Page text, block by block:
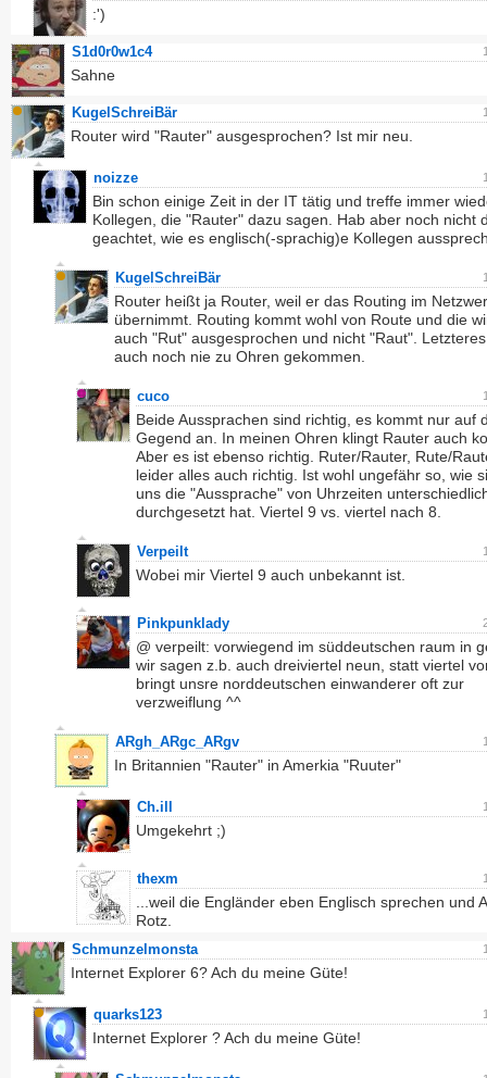
:')
S1d0r0w1c4
Sahne
KugelSchreiBär
Router wird "Rauter" ausgesprochen? Ist mir neu.
noizze
Bin schon einige Zeit in der IT tätig und treffe immer
Kollegen, die "Rauter" dazu sagen. Hab aber noch nicht
geachtet, wie es englisch(-sprachig)e Kollegen
KugelSchreiBär
Router heißt ja Router, weil er das Routing im
übernimmt. Routing kommt wohl von Route und die
auch "Rut" ausgesprochen und nicht "Raut".
auch noch nie zu Ohren gekommen.
cuco
Beide Aussprachen sind richtig, es kommt nur auf
Gegend an. In meinen Ohren klingt Rauter auch
Aber es ist ebenso richtig. Ruter/Rauter, Rute/
leider alles auch richtig. Ist wohl ungefähr so, wie
uns die "Aussprache" von Uhrzeiten
durchgesetzt hat. Viertel 9 vs. viertel nach 8.
Verpeilt
Wobei mir Viertel 9 auch unbekannt ist.
Pinkpunklady
@ verpeilt: vorwiegend im süddeutschen raum in
wir sagen z.b. auch dreiviertel neun, statt viertel
bringt unsre norddeutschen einwanderer oft zur
verzweiflung ^^
ARgh_ARgc_ARgv
In Britannien "Rauter" in Amerkia "Ruuter"
Ch.ill
Umgekehrt ;)
thexm
...weil die Engländer eben Englisch sprechen und
Rotz.
Schmunzelmonsta
Internet Explorer 6? Ach du meine Güte!
quarks123
Internet Explorer ? Ach du meine Güte!